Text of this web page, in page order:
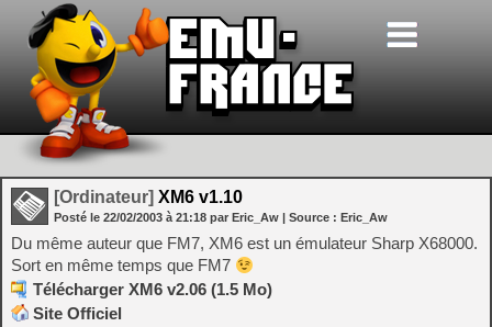
[Ordinateur] XM6 v1.10
Posté le 22/02/2003 à 21:18 par Eric_Aw | Source : Eric_Aw
Du même auteur que FM7, XM6 est un émulateur Sharp X68000.
Sort en même temps que FM7
Télécharger XM6 v2.06 (1.5 Mo)
Site Officiel